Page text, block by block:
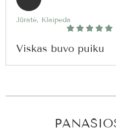
Jūratė, Klaipeda
Viskas buvo puiku